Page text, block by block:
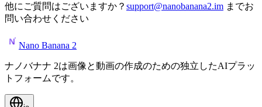
他にご質問はございますか？ support@nanobanana2.im までお
問い合わせください
Nano Banana 2
ナノバナナ 2は画像と動画の作成のための独立したAIプラッ
トフォームです。